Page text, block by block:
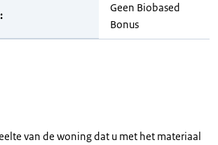
Geen Biobased
Bonus
van de woning dat u met het materiaal